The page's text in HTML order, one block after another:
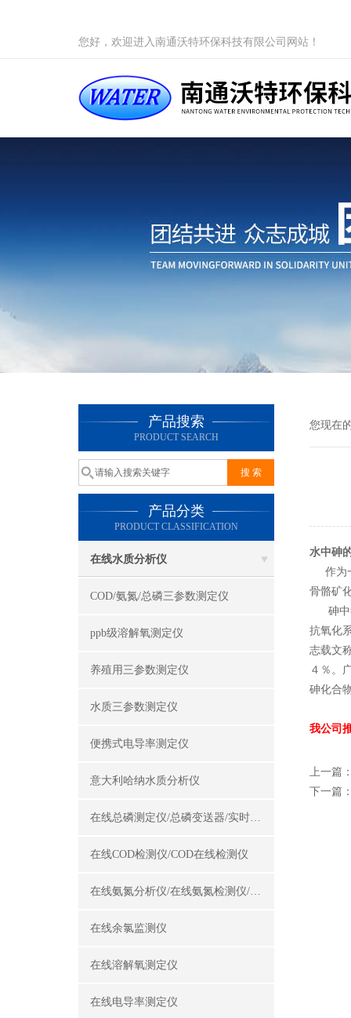
您好，欢迎进入南通沃特环保科技有限公司网站！
产品搜索
PRODUCT SEARCH
产品分类
PRODUCT CLASSIFICATION
在线水质分析仪
COD/氨氮/总磷三参数测定仪
ppb级溶解氧测定仪
养殖用三参数测定仪
水质三参数测定仪
便携式电导率测定仪
意大利哈纳水质分析仪
在线总磷测定仪/总磷变送器/实时总磷监测仪
在线COD检测仪/COD在线检测仪
在线氨氮分析仪/在线氨氮检测仪/氨氮变送器
在线余氯监测仪
在线溶解氧测定仪
在线电导率测定仪
您现在
水中砷
作为
骨骼矿
砷中
抗氧化
志载文
４％。
砷化合
我公司
上一篇
下一篇